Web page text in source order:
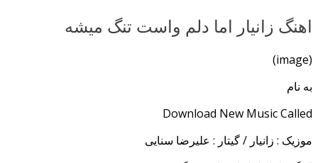
اهنگ زانیار اما دلم واست تنگ میشه
(image)
به نام
Download New Music Called
موزیک : زانیار / گیتار : علیرضا سنایی